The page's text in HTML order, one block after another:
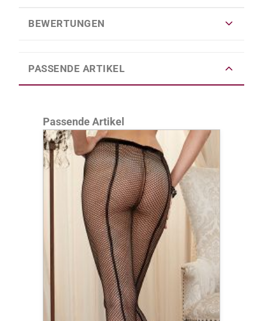
BEWERTUNGEN
PASSENDE ARTIKEL
Produktgalerie überspringen
Passende Artikel